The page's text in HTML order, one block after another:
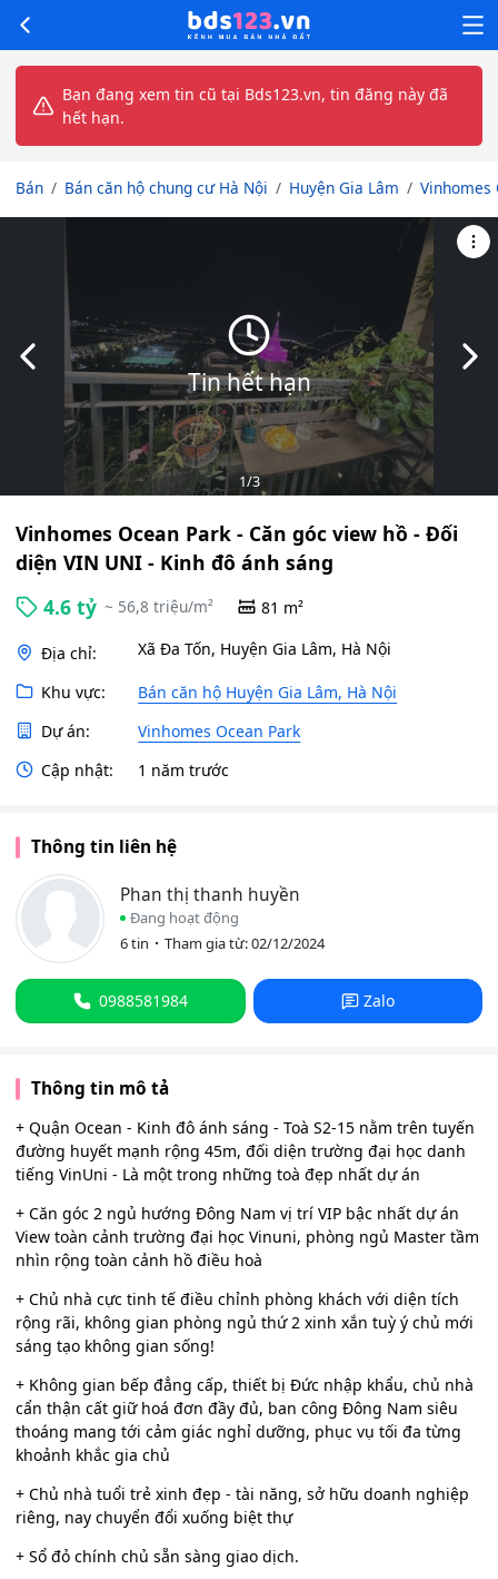
Bạn đang xem tin cũ tại Bds123.vn, tin đăng này đã
hết hạn.
Bán Bán căn hộ chung cư Hà Nội Huyện Gia Lâm Vinhomes
Tin hết hạn
Slide trước
1/3
Vinhomes Ocean Park - Căn góc view hồ - Đối
diện VIN UNI - Kinh đô ánh sáng
4.6 tỷ ~ 56,8 triệu/m² 81 m²
Địa chỉ: Xã Đa Tốn, Huyện Gia Lâm, Hà Nội
Khu vực:
Bán căn hộ Huyện Gia Lâm, Hà Nội
Dự án:
Vinhomes Ocean Park
Cập nhật:
1 năm trước
Thông tin liên hệ
Phan thị thanh huyền
Đang hoạt động
6 tin
Tham gia từ: 02/12/2024
0988581984 Zalo
Thông tin mô tả
+ Quận Ocean - Kinh đô ánh sáng - Toà S2-15 nằm trên tuyến
đường huyết mạnh rộng 45m, đối diện trường đại học danh
tiếng VinUni - Là một trong những toà đẹp nhất dự án
+ Căn góc 2 ngủ hướng Đông Nam vị trí VIP bậc nhất dự án
View toàn cảnh trường đại học Vinuni, phòng ngủ Master tầm
nhìn rộng toàn cảnh hồ điều hoà
+ Chủ nhà cực tinh tế điều chỉnh phòng khách với diện tích
rộng rãi, không gian phòng ngủ thứ 2 xinh xắn tuỳ ý chủ mới
sáng tạo không gian sống!
+ Không gian bếp đẳng cấp, thiết bị Đức nhập khẩu, chủ nhà
cẩn thận cất giữ hoá đơn đầy đủ, ban công Đông Nam siêu
thoáng mang tới cảm giác nghỉ dưỡng, phục vụ tối đa từng
khoảnh khắc gia chủ
+ Chủ nhà tuổi trẻ xinh đẹp - tài năng, sở hữu doanh nghiệp
riêng, nay chuyển đổi xuống biệt thự
+ Sổ đỏ chính chủ sẵn sàng giao dịch.